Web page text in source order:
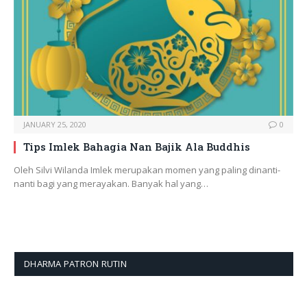
JANUARY 25, 2020 0
Tips Imlek Bahagia Nan Bajik Ala Buddhis
Oleh Silvi Wilanda Imlek merupakan momen yang paling dinanti-
nanti bagi yang merayakan. Banyak hal yang…
DHARMA PATRON RUTIN